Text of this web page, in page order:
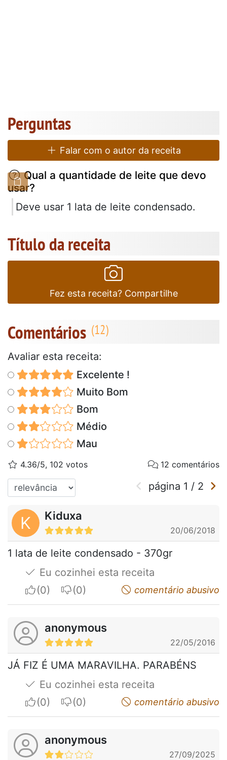
Perguntas
Falar com o autor da receita
Qual a quantidade de leite que devo
usar?
Deve usar 1 lata de leite condensado.
Título da receita
Fez esta receita? Compartilhe
Comentários
Avaliar esta receita:
Excelente !
Muito Bom
Bom
Médio
Mau
4.36/5, 102 votos 12 comentários
página 1 / 2
K Kiduxa
20/06/2018
1 lata de leite condensado - 370gr
Eu cozinhei esta receita
I apreciateI do not appreciatecomentário abusivo
anonymous
22/05/2016
JÁ FIZ É UMA MARAVILHA. PARABÉNS
Eu cozinhei esta receita
I apreciateI do not appreciatecomentário abusivo
anonymous
27/09/2025